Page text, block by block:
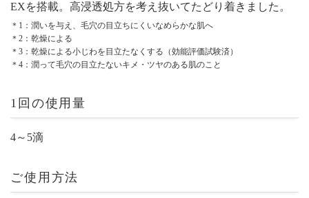
EXを搭載。高浸透処方を考え抜いてたどり着きました。
＊1：潤いを与え、毛穴の目立ちにくいなめらかな肌へ
＊2：乾燥による
＊3：乾燥による小じわを目立たなくする（効能評価試験済）
＊4：潤って毛穴の目立たないキメ・ツヤのある肌のこと
1回の使用量
4～5滴
ご使用方法